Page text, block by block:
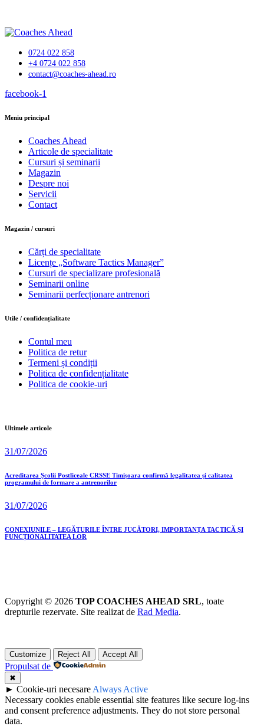
0724 022 858
+4 0724 022 858
contact@coaches-ahead.ro
facebook-1
Meniu principal
Coaches Ahead
Articole de specialitate
Cursuri și seminarii
Magazin
Despre noi
Servicii
Contact
Magazin / cursuri
Cărți de specialitate
Licențe „Software Tactics Manager”
Cursuri de specializare profesională
Seminarii online
Seminarii perfecționare antrenori
Utile / confidențialitate
Contul meu
Politica de retur
Termeni și condiții
Politica de confidențialitate
Politica de cookie-uri
Ultimele articole
31/07/2026
Acreditarea Școlii Postliceale CRSSE Timișoara confirmă legalitatea și calitatea
programului de formare a antrenorilor
31/07/2026
CONEXIUNILE – LEGĂTURILE ÎNTRE JUCĂTORI, IMPORTANȚA TACTICĂ ȘI
FUNCȚIONALITATEA LOR
Copyright © 2026 TOP COACHES AHEAD SRL, toate
drepturile rezervate. Site realizat de Rad Media.
Customize Reject All Accept All
Propulsat de
✖
► Cookie-uri necesare Always Active
Necessary cookies enable essential site features like secure log-ins
and consent preference adjustments. They do not store personal
data.